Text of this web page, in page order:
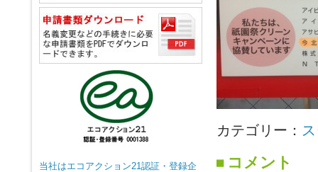
当社はエコアクション21認証・登録企
カテゴリー：
コメント